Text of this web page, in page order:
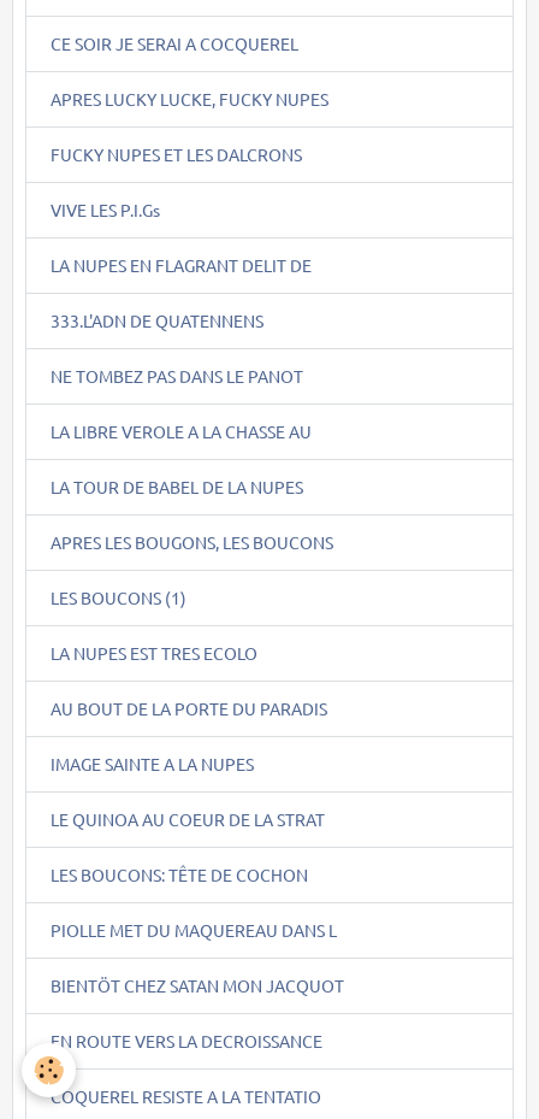
CE SOIR JE SERAI A COCQUEREL
APRES LUCKY LUCKE, FUCKY NUPES
FUCKY NUPES ET LES DALCRONS
VIVE LES P.I.Gs
LA NUPES EN FLAGRANT DELIT DE
333.L'ADN DE QUATENNENS
NE TOMBEZ PAS DANS LE PANOT
LA LIBRE VEROLE A LA CHASSE AU
LA TOUR DE BABEL DE LA NUPES
APRES LES BOUGONS, LES BOUCONS
LES BOUCONS (1)
LA NUPES EST TRES ECOLO
AU BOUT DE LA PORTE DU PARADIS
IMAGE SAINTE A LA NUPES
LE QUINOA AU COEUR DE LA STRAT
LES BOUCONS: TÊTE DE COCHON
PIOLLE MET DU MAQUEREAU DANS L
BIENTÖT CHEZ SATAN MON JACQUOT
EN ROUTE VERS LA DECROISSANCE
COQUEREL RESISTE A LA TENTATIO